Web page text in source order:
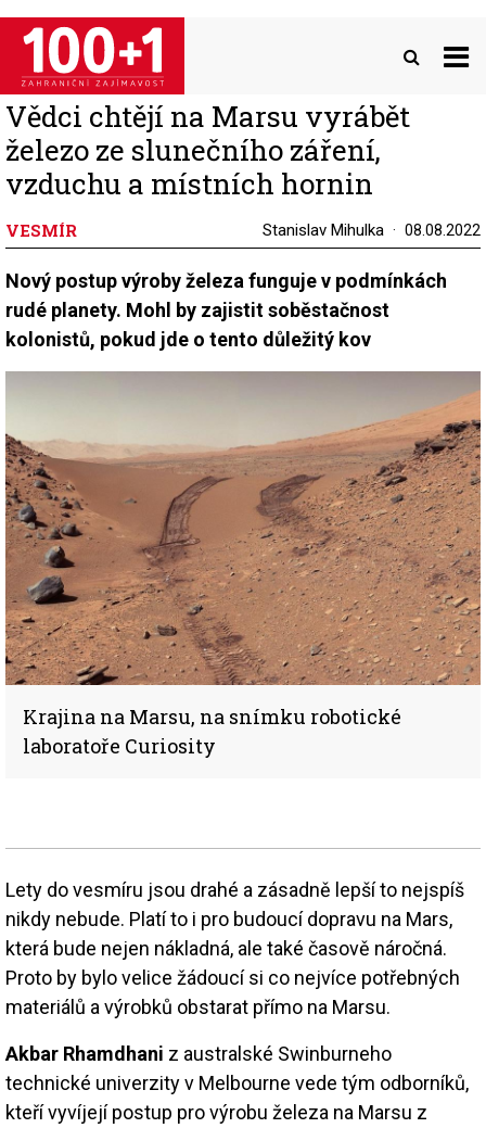
Přejít
hlavnímu
obsahu
Vědci chtějí na Marsu vyrábět
železo ze slunečního záření,
vzduchu a místních hornin
VESMÍR Stanislav Mihulka 08.08.2022
Nový postup výroby železa funguje v podmínkách
rudé planety. Mohl by zajistit soběstačnost
kolonistů, pokud jde o tento důležitý kov
Krajina na Marsu, na snímku robotické
laboratoře Curiosity
Lety do vesmíru jsou drahé a zásadně lepší to nejspíš
nikdy nebude. Platí to i pro budoucí dopravu na Mars,
která bude nejen nákladná, ale také časově náročná.
Proto by bylo velice žádoucí si co nejvíce potřebných
materiálů a výrobků obstarat přímo na Marsu.
Akbar Rhamdhani z australské Swinburneho
technické univerzity v Melbourne vede tým odborníků,
kteří vyvíjejí postup pro výrobu železa na Marsu z